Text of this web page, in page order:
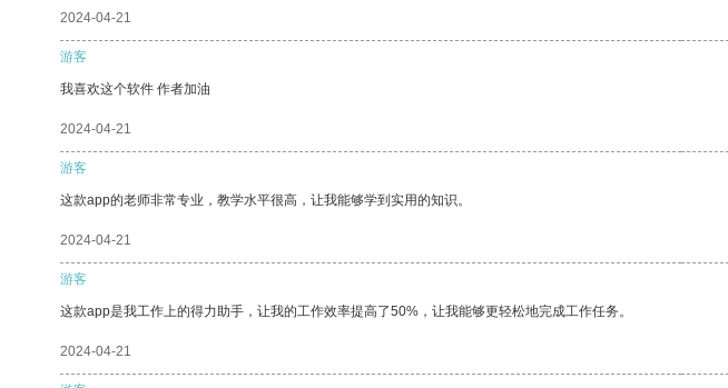
2024-04-21
游客
我喜欢这个软件 作者加油
2024-04-21
游客
这款app的老师非常专业，教学水平很高，让我能够学到实用的知识。
2024-04-21
游客
这款app是我工作上的得力助手，让我的工作效率提高了50%，让我能够更轻松地完成工作任务。
2024-04-21